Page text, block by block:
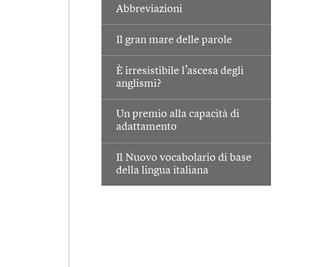
Abbreviazioni
Il gran mare delle parole
È irresistibile l’ascesa degli
anglismi?
Un premio alla capacità di
adattamento
Il Nuovo vocabolario di base
della lingua italiana